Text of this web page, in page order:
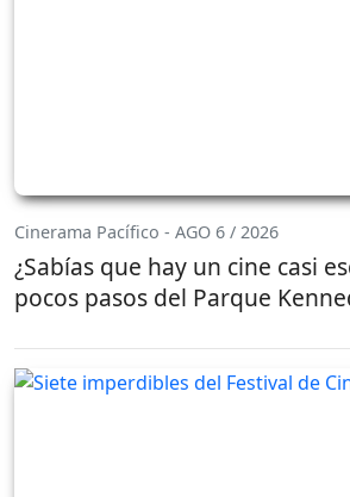
Cinerama Pacífico - AGO 6 / 2026
¿Sabías que hay un cine casi
pocos pasos del Parque